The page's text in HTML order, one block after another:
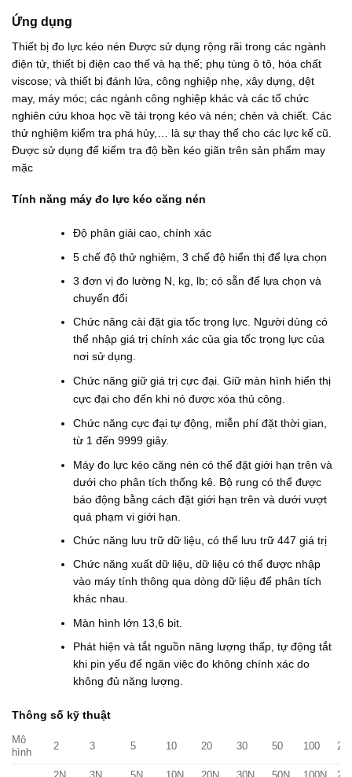
Ứng dụng
Thiết bị đo lực kéo nén Được sử dụng rộng rãi trong các ngành
điện tử, thiết bị điện cao thế và hạ thế; phụ tùng ô tô, hóa chất
viscose; và thiết bị đánh lửa, công nghiệp nhẹ, xây dựng, dệt
may, máy móc; các ngành công nghiệp khác và các tổ chức
nghiên cứu khoa học về tải trọng kéo và nén; chèn và chiết. Các
thử nghiệm kiểm tra phá hủy,… là sự thay thế cho các lực kế cũ.
Được sử dụng để kiểm tra độ bền kéo giãn trên sản phẩm may
mặc
Tính năng máy đo lực kéo căng nén
Độ phân giải cao, chính xác
5 chế độ thử nghiệm, 3 chế độ hiển thị để lựa chọn
3 đơn vị đo lường N, kg, lb; có sẵn để lựa chọn và
chuyển đổi
Chức năng cài đặt gia tốc trọng lực. Người dùng có
thể nhập giá trị chính xác của gia tốc trọng lực của
nơi sử dụng.
Chức năng giữ giá trị cực đại.Giữ màn hình hiển thị
cực đại cho đến khi nó được xóa thủ công.
Chức năng cực đại tự động, miễn phí đặt thời gian,
từ 1 đến 9999 giây.
Máy đo lực kéo căng nén có thể đặt giới hạn trên và
dưới cho phân tích thống kê. Bộ rung có thể được
báo động bằng cách đặt giới hạn trên và dưới vượt
quá phạm vi giới hạn.
Chức năng lưu trữ dữ liệu, có thể lưu trữ 447 giá trị
Chức năng xuất dữ liệu, dữ liệu có thể được nhập
vào máy tính thông qua dòng dữ liệu để phân tích
khác nhau.
Màn hình lớn 13,6 bit.
Phát hiện và tắt nguồn năng lượng thấp, tự động tắt
khi pin yếu để ngăn việc đo không chính xác do
không đủ năng lượng.
Thông số kỹ thuật
Mô
hình
2 3 5 10 20 30 50 100